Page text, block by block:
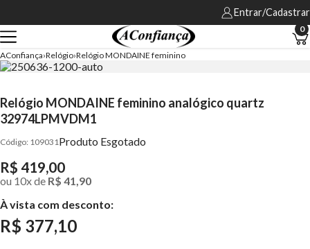
Entrar/Cadastrar
0
AConfiança Relógio Relógio MONDAINE feminino
Relógio MONDAINE feminino analógico quartz
32974LPMVDM1
109031 Produto Esgotado
R$ 419,00
ou 10xde R$ 41,90
À vista com desconto:
R$ 377,10